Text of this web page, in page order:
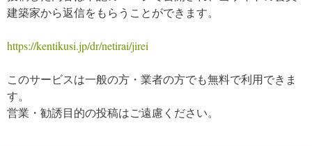
建築家から返信をもらうことができます。
https://kentikusi.jp/dr/netirai/jirei
このサービスは一般の方・業者の方でも無料で利用できま
す。
営業・勧誘目的の投稿はご遠慮ください。